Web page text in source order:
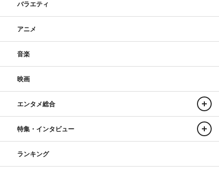
バラエティ
アニメ
音楽
映画
エンタメ総合
特集・インタビュー
ランキング